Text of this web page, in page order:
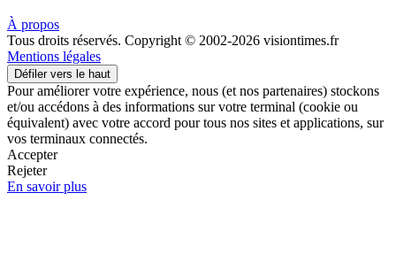
À propos
Tous droits réservés. Copyright © 2002-2026 visiontimes.fr
Mentions légales
Défiler vers le haut
Pour améliorer votre expérience, nous (et nos partenaires) stockons
et/ou accédons à des informations sur votre terminal (cookie ou
équivalent) avec votre accord pour tous nos sites et applications, sur
vos terminaux connectés.
Accepter
Rejeter
En savoir plus